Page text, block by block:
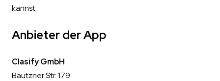
kannst.
Anbieter der App
Clasify GmbH
Bautzner Str. 179